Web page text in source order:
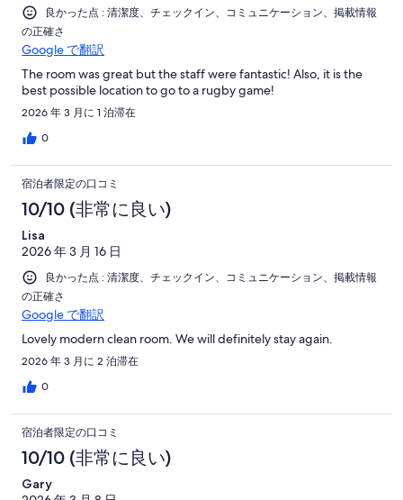
良かった点 : 清潔度、チェックイン、コミュニケーション、掲載情報
の正確さ
Google で翻訳
The room was great but the staff were fantastic! Also, it is the
best possible location to go to a rugby game!
2026 年 3 月に 1 泊滞在
0
宿泊者限定の口コミ
10/10 (非常に良い)
Lisa
2026 年 3 月 16 日
良かった点 : 清潔度、チェックイン、コミュニケーション、掲載情報
の正確さ
Google で翻訳
Lovely modern clean room. We will definitely stay again.
2026 年 3 月に 2 泊滞在
0
宿泊者限定の口コミ
10/10 (非常に良い)
Gary